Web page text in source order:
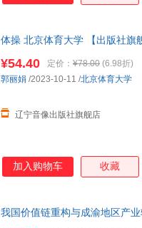
体操 北京体育大学 【出版社旗
¥54.40 定价： ¥78.00 (6.98折)
辽宁音像出版社旗舰店
郭丽娟 /2023-10-11 /北京体育大学
加入购物车 收藏
我国价值链重构与成渝地区产